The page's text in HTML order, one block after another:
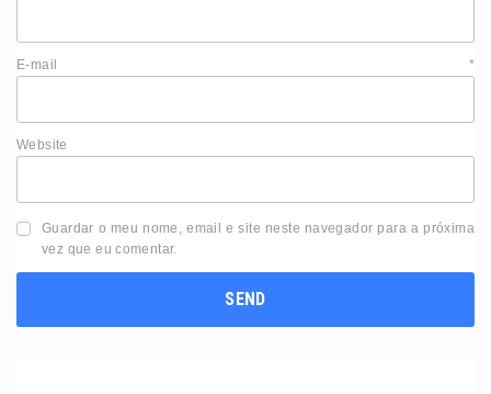
E-mail *
Website
Guardar o meu nome, email e site neste navegador para a próxima
vez que eu comentar.